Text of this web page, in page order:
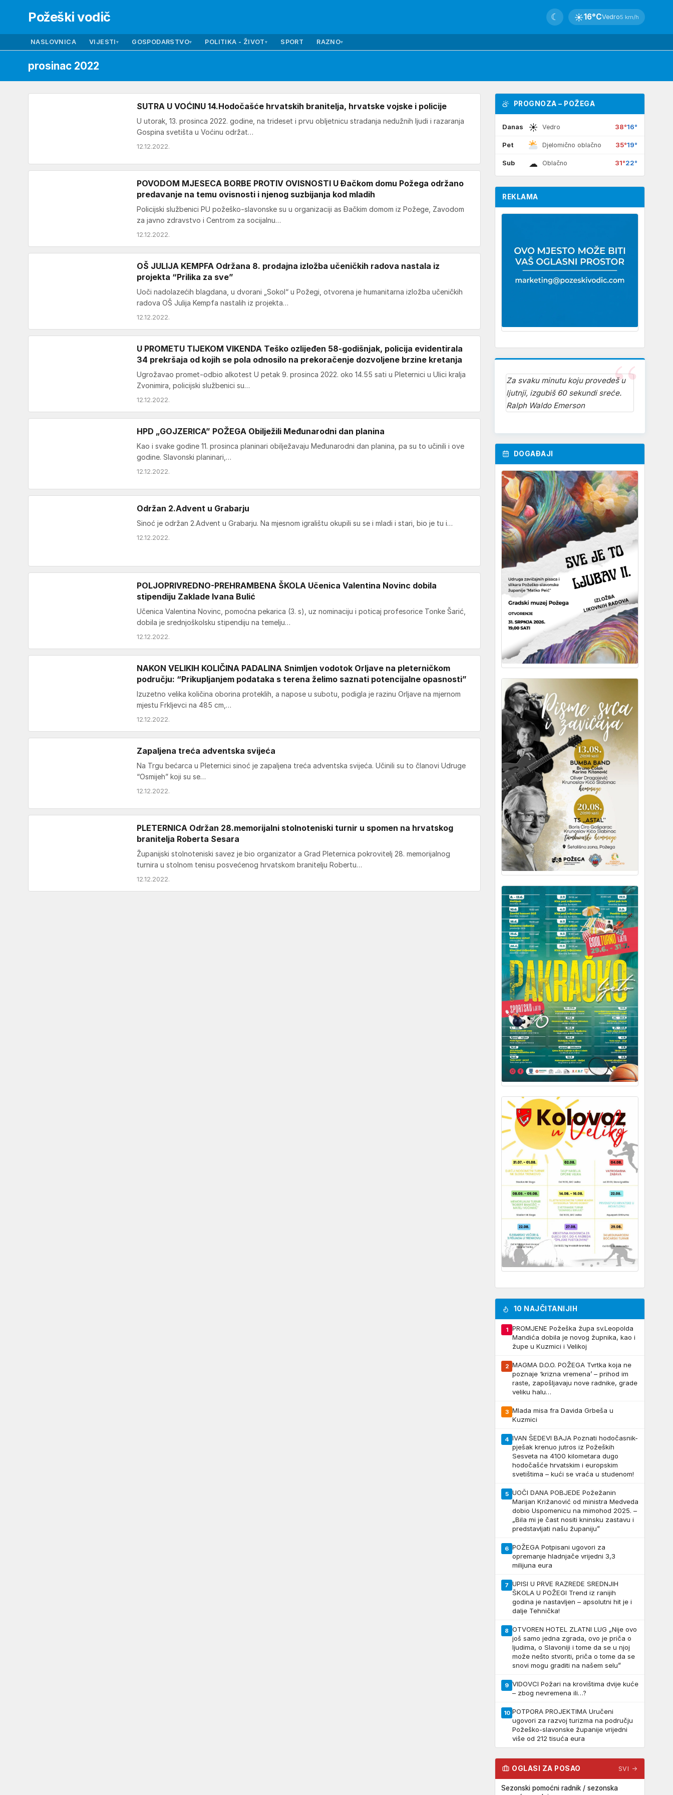
Požeški vodič ☀16°CVedro5 km/h
☾
NASLOVNICA VIJESTI▾ GOSPODARSTVO▾ POLITIKA - ŽIVOT▾ SPORT RAZNO▾
prosinac 2022
SUTRA U VOĆINU 14.Hodočašće hrvatskih branitelja, hrvatske vojske i policije
U utorak, 13. prosinca 2022. godine, na trideset i prvu obljetnicu stradanja nedužnih ljudi i razaranja
Gospina svetišta u Voćinu održat…
12.12.2022.
POVODOM MJESECA BORBE PROTIV OVISNOSTI U Đačkom domu Požega održano
predavanje na temu ovisnosti i njenog suzbijanja kod mladih
Policijski službenici PU požeško-slavonske su u organizaciji as Đačkim domom iz Požege, Zavodom
za javno zdravstvo i Centrom za socijalnu…
12.12.2022.
OŠ JULIJA KEMPFA Održana 8. prodajna izložba učeničkih radova nastala iz
projekta “Prilika za sve”
Uoči nadolazećih blagdana, u dvorani „Sokol“ u Požegi, otvorena je humanitarna izložba učeničkih
radova OŠ Julija Kempfa nastalih iz projekta…
12.12.2022.
U PROMETU TIJEKOM VIKENDA Teško ozlijeđen 58-godišnjak, policija evidentirala
34 prekršaja od kojih se pola odnosilo na prekoračenje dozvoljene brzine kretanja
Ugrožavao promet-odbio alkotest U petak 9. prosinca 2022. oko 14.55 sati u Pleternici u Ulici kralja
Zvonimira, policijski službenici su…
12.12.2022.
HPD „GOJZERICA” POŽEGA Obilježili Međunarodni dan planina
Kao i svake godine 11. prosinca planinari obilježavaju Međunarodni dan planina, pa su to učinili i ove
godine. Slavonski planinari,…
12.12.2022.
Održan 2.Advent u Grabarju
Sinoć je održan 2.Advent u Grabarju. Na mjesnom igralištu okupili su se i mladi i stari, bio je tu i…
12.12.2022.
POLJOPRIVREDNO-PREHRAMBENA ŠKOLA Učenica Valentina Novinc dobila
stipendiju Zaklade Ivana Bulić
Učenica Valentina Novinc, pomoćna pekarica (3. s), uz nominaciju i poticaj profesorice Tonke Šarić,
dobila je srednjoškolsku stipendiju na temelju…
12.12.2022.
NAKON VELIKIH KOLIČINA PADALINA Snimljen vodotok Orljave na pleterničkom
području: “Prikupljanjem podataka s terena želimo saznati potencijalne opasnosti”
Izuzetno velika količina oborina proteklih, a napose u subotu, podigla je razinu Orljave na mjernom
mjestu Frkljevci na 485 cm,…
12.12.2022.
Zapaljena treća adventska svijeća
Na Trgu bećarca u Pleternici sinoć je zapaljena treća adventska svijeća. Učinili su to članovi Udruge
“Osmijeh” koji su se…
12.12.2022.
PLETERNICA Održan 28.memorijalni stolnoteniski turnir u spomen na hrvatskog
branitelja Roberta Sesara
Županijski stolnoteniski savez je bio organizator a Grad Pleternica pokrovitelj 28. memorijalnog
turnira u stolnom tenisu posvećenog hrvatskom branitelju Robertu…
12.12.2022.
PROGNOZA – POŽEGA
Danas ☀ Vedro 38°16°
Pet Djelomično oblačno 35°19°
Sub ☁ Oblačno 31°22°
REKLAMA
Za svaku minutu koju provedeš u
ljutnji, izgubiš 60 sekundi sreće.
Ralph Waldo Emerson
DOGAĐAJI
10 NAJČITANIJIH
1
PROMJENE Požeška župa sv.Leopolda
Mandića dobila je novog župnika, kao i
župe u Kuzmici i Velikoj
2 MAGMA D.O.O. POŽEGA Tvrtka koja ne
poznaje ‘krizna vremena’ – prihod im
raste, zapošljavaju nove radnike, grade
veliku halu…
3 Mlada misa fra Davida Grbeša u
Kuzmici
4 IVAN ŠEDEVI BAJA Poznati hodočasnik-
pješak krenuo jutros iz Požeških
Sesveta na 4100 kilometara dugo
hodočašće hrvatskim i europskim
svetištima – kući se vraća u studenom!
5 UOČI DANA POBJEDE Požežanin
Marijan Križanović od ministra Medveda
dobio Uspomenicu na mimohod 2025. –
„Bila mi je čast nositi kninsku zastavu i
predstavljati našu županiju”
6 POŽEGA Potpisani ugovori za
opremanje hladnjače vrijedni 3,3
milijuna eura
7 UPISI U PRVE RAZREDE SREDNJIH
ŠKOLA U POŽEGI Trend iz ranijih
godina je nastavljen – apsolutni hit je i
dalje Tehnička!
8 OTVOREN HOTEL ZLATNI LUG „Nije ovo
još samo jedna zgrada, ovo je priča o
ljudima, o Slavoniji i tome da se u njoj
može nešto stvoriti, priča o tome da se
snovi mogu graditi na našem selu”
9 VIDOVCI Požari na krovištima dvije kuće
– zbog nevremena ili…?
10 POTPORA PROJEKTIMA Uručeni
ugovori za razvoj turizma na području
Požeško-slavonske županije vrijedni
više od 212 tisuća eura
OGLASI ZA POSAO SVI →
Sezonski pomoćni radnik / sezonska